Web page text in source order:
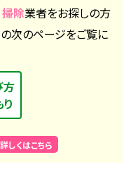
除業者をお探しの方
の次のページをご覧に
方
詳しくはこちら